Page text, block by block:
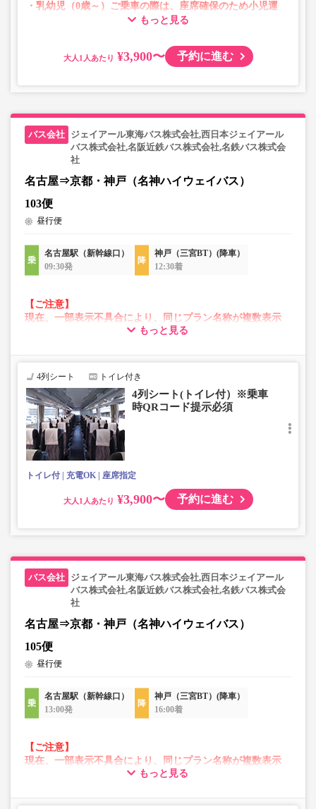
・乳幼児（0歳～）ご乗車の際は、座席確保のため小児運
賃での乗車券が必要です。
・AM1時～5時の間はシステムメンテナンスの為ご予約が
す。
・販売日・便ごとに随時価格が変動いたします。購入時に
販売価格をご確認の上でご予約をお願いいたします。
もっと見る
大人 ¥3,900〜 予約に進む
ジェイアール東海バス株式会社,西日本ジェイアール
バス株式会社,名阪近鉄バス株式会社,名鉄バス株式会
社
名古屋⇒京都・神戸（名神ハイウェイバス）
103便
昼行便
名古屋駅（新幹線口）
09:30発
神戸（三宮BT）(降車）
12:30着
【ご注意】
現在、一部表示不具合により、同じプラン名称が複数表示
される場合がございます。
います。
お手数をおかけいたしますが、エラー表示が出た場合は、
たします。
もっと見る
4列シート トイレ付き
4列シート(トイレ付）※乗車
時QRコード提示必須
トイレ付 充電OK 座席指定
大人 ¥3,900〜 予約に進む
ジェイアール東海バス株式会社,西日本ジェイアール
バス株式会社,名阪近鉄バス株式会社,名鉄バス株式会
社
名古屋⇒京都・神戸（名神ハイウェイバス）
105便
昼行便
名古屋駅（新幹線口）
13:00発
神戸（三宮BT）(降車）
16:00着
【ご注意】
現在、一部表示不具合により、同じプラン名称が複数表示
される場合がございます。
います。
もっと見る